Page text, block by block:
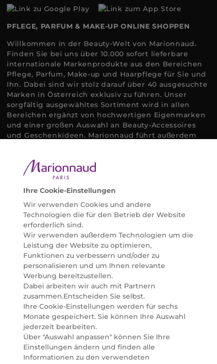
PFLEGE, PARFUM & MAKE-UP ONLINE SHOPPEN
Willkommen in der Beauty-Welt von Marionnaud.
Finden Sie bei uns über 10.000 sofort lieferbare
internationale Markenprodukte aus den Bereichen
Pflege, Parfum, Make-up und Haarpflege für Sie und
Ihn. Dabei sind wir stolz darauf über 40 ausgesuchte
Marken in Österreich exklusiv zu führen. Unser
sorgfältig ausgewähltes Sortiment wird in allen
Bereichen ergänzt von hochwertigen Eigenmarken
und einer großen Auswahl an Beauty-Accessoires
und Geschenkideen. Marionnaud führt außerdem
Bedürfnissen individuell mit der perfekten Lösung
helfen zu können. Entdecken Sie auch unsere
Online Beauty Beratungen und bestellen Sie ganz
einfach alles für Ihre Beauty Routine direkt nach
Hause oder in Ihre Wunsch-Parfümerie liefern.
BERATUNG & EXPERTISE
Marionnaud wurde im Jahr 1984 in Paris gegründet
und ist seit 2001 in Österreich vertreten. Mit rund 80
Parfümerien und unserem Online Shop sind wir
Marktführer im selektiven Beautyhandel in
Österreich. Seit 2023 liefern wir auch nach
Deutschland. Durch abwechselnde Aktionen und
attraktive Angebote zu allen Anlässen finden Sie bei
Marionnaud alles, was Beauty Herzen höherschlagen
lässt. Wir glauben fest daran, dass Freude auf viele
Arten geschaffen werden kann. Vom beruhigenden
und pflegenden Gefühl Ihrer Lieblingsaugencreme
bis zur positiven Verpflichtung zu nachhaltigen
Rohstoffen. Darum suchen wir jeden Tag nach
Ihre Cookie-Einstellungen
Wir verwenden Cookies und andere
Technologien die für den Betrieb der Website
erforderlich sind.
Wir verwenden außerdem Technologien um die
Leistung der Website zu optimieren,
Funktionen zu verbessern und/oder zu
personalisieren und um Ihnen relevante
Werbung bereitzustellen.
Dabei arbeiten wir auch mit Partnern
zusammen.Entscheiden Sie selbst.
Ihre Cookie-Einstellungen werden für sechs
Monate gespeichert. Sie können Ihre Auswahl
jederzeit bearbeiten.
Über "Auswahl anpassen" können Sie Ihre
Einstellungen ändern und finden alle
Informationen zu den verwendeten